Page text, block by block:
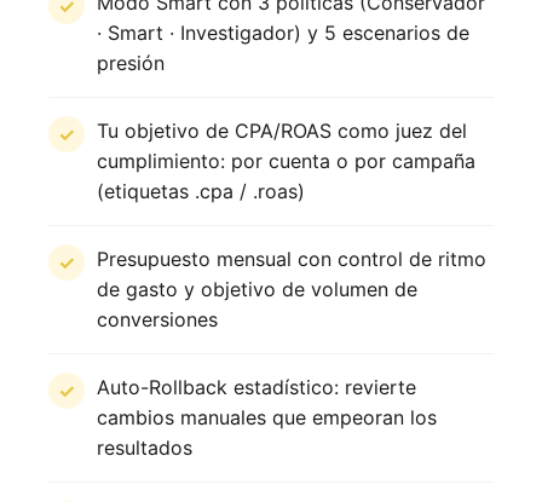
· Smart · Investigador) y 5 escenarios de
presión
Tu objetivo de CPA/ROAS como juez del
cumplimiento: por cuenta o por campaña
(etiquetas .cpa / .roas)
Presupuesto mensual con control de ritmo
de gasto y objetivo de volumen de
conversiones
Auto-Rollback estadístico: revierte
cambios manuales que empeoran los
resultados